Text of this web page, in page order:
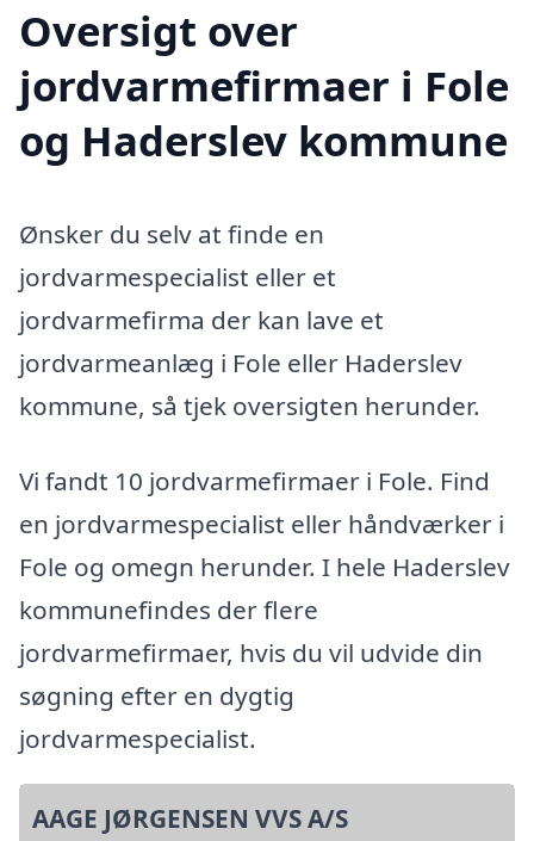
Oversigt over
jordvarmefirmaer i Fole
og Haderslev kommune
Ønsker du selv at finde en
jordvarmespecialist eller et
jordvarmefirma der kan lave et
jordvarmeanlæg i Fole eller Haderslev
kommune, så tjek oversigten herunder.
Vi fandt 10 jordvarmefirmaer i Fole. Find
en jordvarmespecialist eller håndværker i
Fole og omegn herunder. I hele Haderslev
kommunefindes der flere
jordvarmefirmaer, hvis du vil udvide din
søgning efter en dygtig
jordvarmespecialist.
AAGE JØRGENSEN VVS A/S